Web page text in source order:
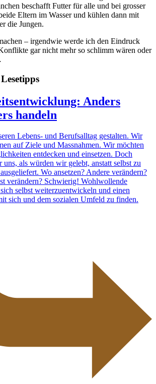
beschafft Futter für alle und bei grosser
Eltern im Wasser und kühlen dann mit
die Jungen.
– irgendwie werde ich den Eindruck
gar nicht mehr so schlimm wären oder
Anders
handeln
Lebens- und Berufsalltag gestalten. Wir
auf Ziele und Massnahmen. Wir möchten
entdecken und einsetzen. Doch
als würden wir gelebt, anstatt selbst zu
Wo ansetzen? Andere verändern?
verändern? Schwierig! Wohlwollende
selbst weiterzuentwickeln und einen
sich und dem sozialen Umfeld zu finden.